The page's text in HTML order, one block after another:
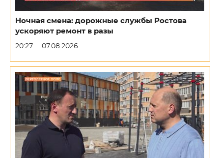
Ночная смена: дорожные службы Ростова
ускоряют ремонт в разы
20:27 07.08.2026